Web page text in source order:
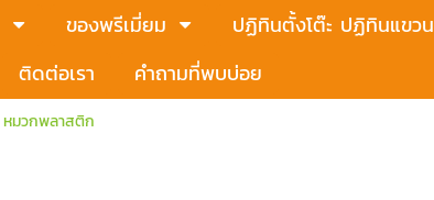
ของพรีเมี่ยม ปฏิทินตั้งโต๊ะ ปฏิทินแขวน
ติดต่อเรา คำถามที่พบบ่อย
หมวกพลาสติก